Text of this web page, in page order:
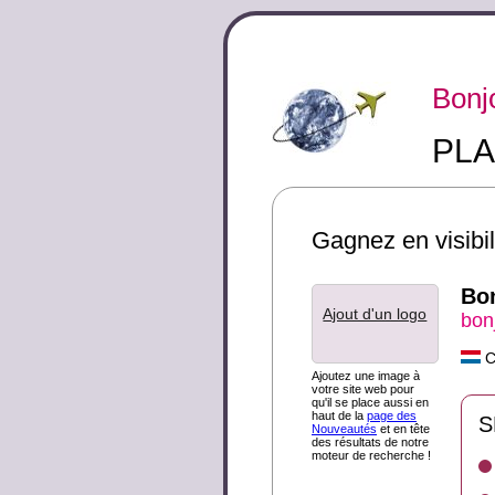
Gagnez en
Ajout d'un logo
Ajoutez une image à
votre site web pour
qu'il se place aussi en
haut de la page des
Nouveautés et en tête
des résultats de notre
moteur de recherche !